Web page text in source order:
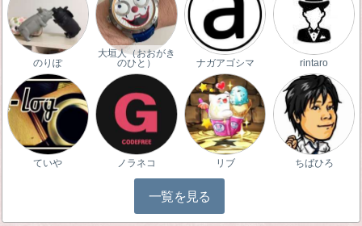
のりぽ
大垣人（おおがき
のひと）
ナガアゴシマ rintaro
ていや ノラネコ リブ ちばひろ
一覧を見る